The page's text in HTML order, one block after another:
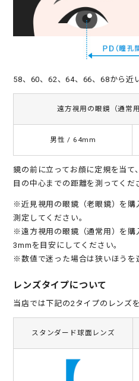
58、60、62、64、66、68から近
遠方視用の眼鏡（通常
男性 / 64mm
鏡の前に立ってお顔に定規を当
目の中心までの距離を測ってくだ
※近見視用の眼鏡（老眼鏡）を購
測定してください。
※遠方視用の眼鏡（通常用）を購
3mmを目安にしてください。
※数値で迷った場合は狭いほうを
レンズタイプについて
当店では下記の2タイプのレンズ
スタンダード球面レンズ